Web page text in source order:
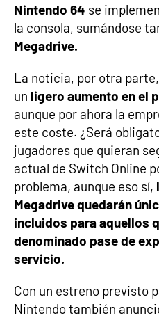
Nintendo 64 se
la consola, sumándose
Megadrive.
La noticia, por otra
un ligero aumento en el
aunque por ahora la
este coste. ¿Será
jugadores que quieran
actual de Switch Online
problema, aunque eso sí,
Megadrive quedarán
incluidos para aquellos
denominado pase de
servicio.
Con un estreno previsto
Nintendo también